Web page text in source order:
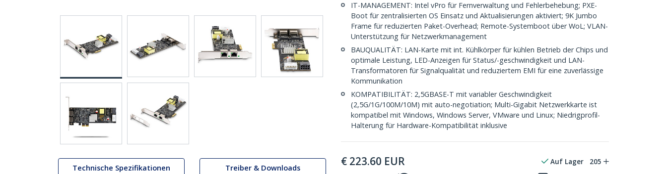
Technische Spezifikationen Treiber & Downloads
IT-MANAGEMENT: Intel vPro für Fernverwaltung und Fehlerbehebung; PXE-
Boot für zentralisierten OS Einsatz und Aktualisierungen aktiviert; 9K Jumbo
Frame für reduzierten Paket-Overhead; Remote-Systemboot über WoL; VLAN-
Unterstützung für Netzwerkmanagement
BAUQUALITÄT: LAN-Karte mit int. Kühlkörper für kühlen Betrieb der Chips und
optimale Leistung, LED-Anzeigen für Status/-geschwindigkeit und LAN-
Transformatoren für Signalqualität und reduziertem EMI für eine zuverlässige
Kommunikation
KOMPATIBILITÄT: 2,5GBASE-T mit variabler Geschwindigkeit
(2,5G/1G/100M/10M) mit auto-negotiation; Multi-Gigabit Netzwerkkarte ist
kompatibel mit Windows, Windows Server, VMware und Linux; Niedrigprofil-
Halterung für Hardware-Kompatibilität inklusive
€ 223.60 EUR Auf Lager 205